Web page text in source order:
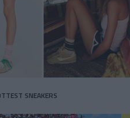
SNEAKERS